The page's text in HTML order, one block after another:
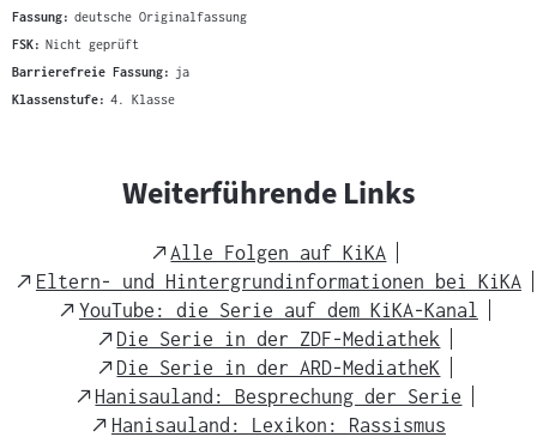
Fassung: deutsche Originalfassung
FSK: Nicht geprüft
Barrierefreie Fassung: ja
Klassenstufe: 4. Klasse
Weiterführende Links
External
Link
Alle Folgen auf KiKA
External
Link
Eltern- und Hintergrundinformationen bei KiKA
External
Link
YouTube: die Serie auf dem KiKA-Kanal
External
Link
Die Serie in der ZDF-Mediathek
External
Link
Die Serie in der ARD-MediatheK
External
Link
Hanisauland: Besprechung der Serie
External
Hanisauland: Lexikon: Rassismus